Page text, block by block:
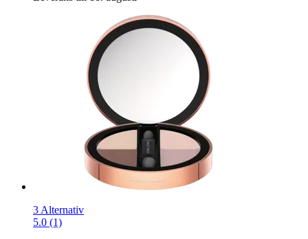
3 Alternativ
5.0 (1)